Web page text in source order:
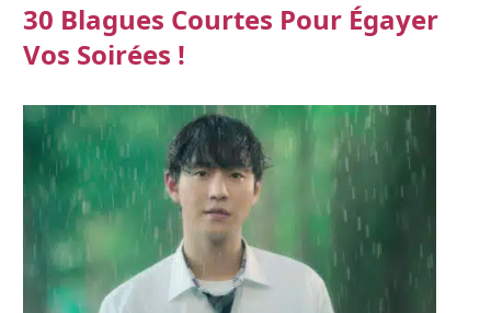
30 Blagues Courtes Pour Égayer
Vos Soirées !